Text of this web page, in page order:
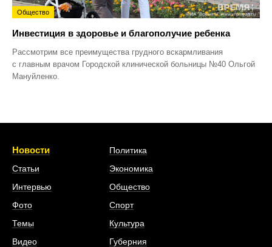
Общество
Инвестиция в здоровье и благополучие ребенка
Рассмотрим все преимущества грудного вскармливания
с главным врачом Городской клинической больницы №40 Ольгой
Мануйленко.
Новости
Статьи
Интервью
Фото
Темы
Видео
Политика
Экономика
Общество
Спорт
Культура
Губерния